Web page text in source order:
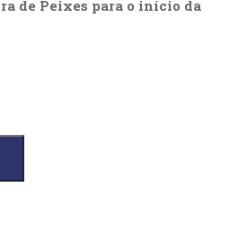
de Peixes para o início da